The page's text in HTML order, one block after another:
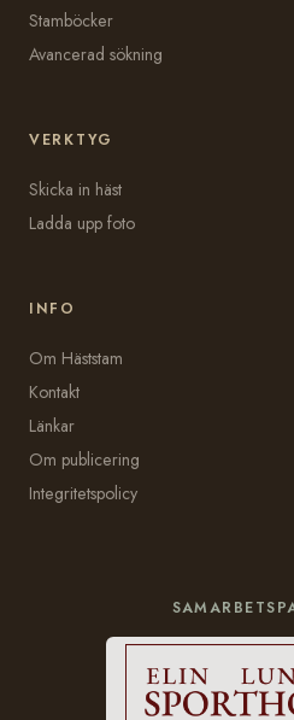
Stamböcker
Avancerad sökning
VERKTYG
Skicka in häst
Ladda upp foto
INFO
Om Häststam
Kontakt
Länkar
Om publicering
Integritetspolicy